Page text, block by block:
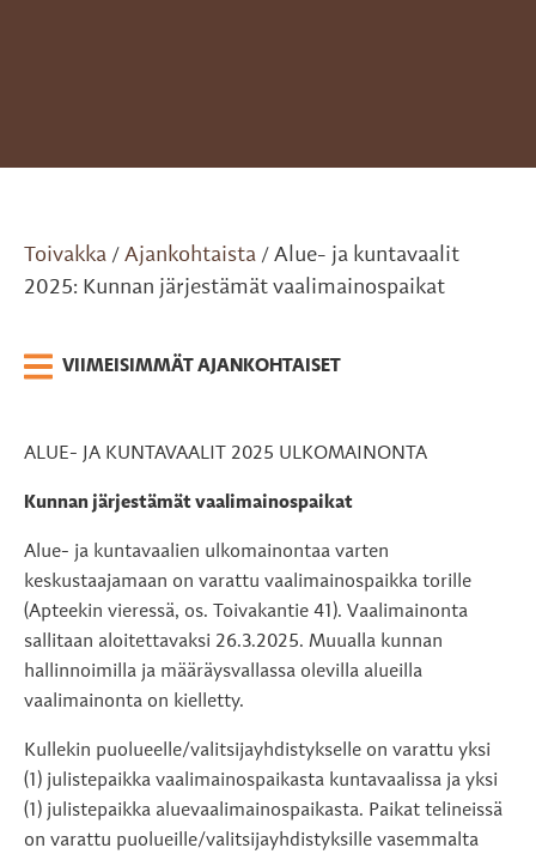
Toivakka / Ajankohtaista / Alue- ja kuntavaalit
2025: Kunnan järjestämät vaalimainospaikat
VIIMEISIMMÄT AJANKOHTAISET
ALUE- JA KUNTAVAALIT 2025 ULKOMAINONTA
Kunnan järjestämät vaalimainospaikat
Alue- ja kuntavaalien ulkomainontaa varten
keskustaajamaan on varattu vaalimainospaikka torille
(Apteekin vieressä, os. Toivakantie 41). Vaalimainonta
sallitaan aloitettavaksi 26.3.2025. Muualla kunnan
hallinnoimilla ja määräysvallassa olevilla alueilla
vaalimainonta on kielletty.
Kullekin puolueelle/valitsijayhdistykselle on varattu yksi
(1) julistepaikka vaalimainospaikasta kuntavaalissa ja yksi
(1) julistepaikka aluevaalimainospaikasta. Paikat telineissä
on varattu puolueille/valitsijayhdistyksille vasemmalta